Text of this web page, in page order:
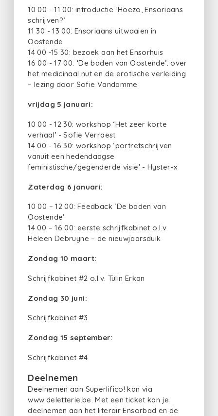
10 00 - 11 00: introductie ‘Hoezo, Ensoriaans
schrijven?’
11 30 - 13 00: Ensoriaans uitwaaien in
Oostende
14 00 -15 30: bezoek aan het Ensorhuis
16 00 - 17 00: ‘De baden van Oostende’: over
het medicinaal nut en de erotische verleiding
– lezing door Sofie Vandamme
vrijdag 5 januari:
10 00 - 12 30: workshop ‘Het zeer korte
verhaal’ - Sofie Verraest
14 00 - 16 30: workshop ‘portretschrijven
vanuit een hedendaagse
feministische/gegenderde visie’ - Hyster-x
Zaterdag 6 januari:
10 00 – 12 00: Feedback ‘De baden van
Oostende’
14 00 – 16 00: eerste schrijfkabinet o.l.v.
Heleen Debruyne – de nieuwjaarsduik
Zondag 10 maart:
Schrijfkabinet #2 o.l.v. Tülin Erkan
Zondag 30 juni:
Schrijfkabinet #3
Zondag 15 september:
Schrijfkabinet #4
Deelnemen
Deelnemen aan Superlifico! kan via
www.deletterie.be. Met een ticket kan je
deelnemen aan het literair Ensorbad en de